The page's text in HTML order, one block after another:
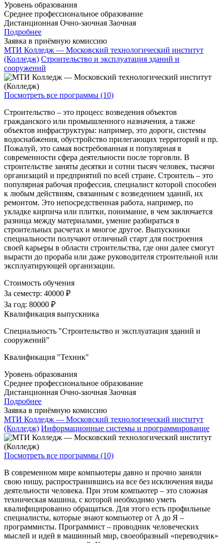
Уровень образования
Среднее профессиональное образование
Дистанционная Очно-заочная Заочная
Подробнее
Заявка в приёмную комиссию
МТИ Колледж — Московский технологический институт
(Колледж) Строительство и эксплуатация зданий и
сооружений
Посмотреть все программы (10)
Строительство – это процесс возведения объектов
гражданского или промышленного назначения, а также
объектов инфраструктуры: например, это дороги, системы
водоснабжения, обустройство прилегающих территорий и пр.
Пожалуй, это самая востребованная и популярная в
современности сфера деятельности после торговли. В
строительстве заняты десятки и сотни тысяч человек, тысячи
организаций и предприятий по всей стране. Строитель – это
популярная рабочая профессия, специалист которой способен
к любым действиям, связанным с возведением зданий, их
ремонтом. Это непосредственная работа, например, по
укладке кирпича или плитки, понимание, в чем заключается
разница между материалами, умение разбираться в
строительных расчетах и многое другое. Выпускники
специальности получают отличный старт для построения
своей карьеры в области строительства, где они далее смогут
вырасти до прораба или даже руководителя строительной или
эксплуатирующей организации.
Стоимость обучения
За семестр: 40000 ₽
За год: 80000 ₽
Квалификация выпускника
Специальность "Строительство и эксплуатация зданий и
сооружений"
Квалификация "Техник"
Уровень образования
Среднее профессиональное образование
Дистанционная Очно-заочная Заочная
Подробнее
Заявка в приёмную комиссию
МТИ Колледж — Московский технологический институт
(Колледж) Информационные системы и программирование
Посмотреть все программы (10)
В современном мире компьютеры давно и прочно заняли
свою нишу, распространившись на все без исключения виды
деятельности человека. При этом компьютер – это сложная
техническая машина, с которой необходимо уметь
квалифицированно обращаться. Для этого есть профильные
специалисты, которые знают компьютер от А до Я –
программисты. Программист – проводник человеческих
мыслей и идей в машинный мир, своеобразный «переводчик»